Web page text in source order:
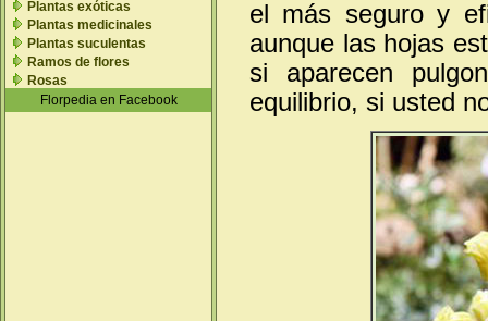
Plantas exóticas
Plantas medicinales
Plantas suculentas
Ramos de flores
Rosas
Florpedia en Facebook
el más seguro y
aunque las hojas
si aparecen
equilibrio, si usted